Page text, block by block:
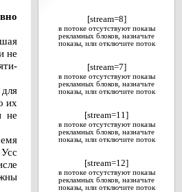
не
их
не
[stream=8]
в потоке отсутствуют показы
рекламных блоков, назначьте
показы, или отключите поток
[stream=7]
в потоке отсутствуют показы
рекламных блоков, назначьте
показы, или отключите поток
[stream=11]
в потоке отсутствуют показы
рекламных блоков, назначьте
показы, или отключите поток
[stream=12]
в потоке отсутствуют показы
рекламных блоков, назначьте
показы, или отключите поток